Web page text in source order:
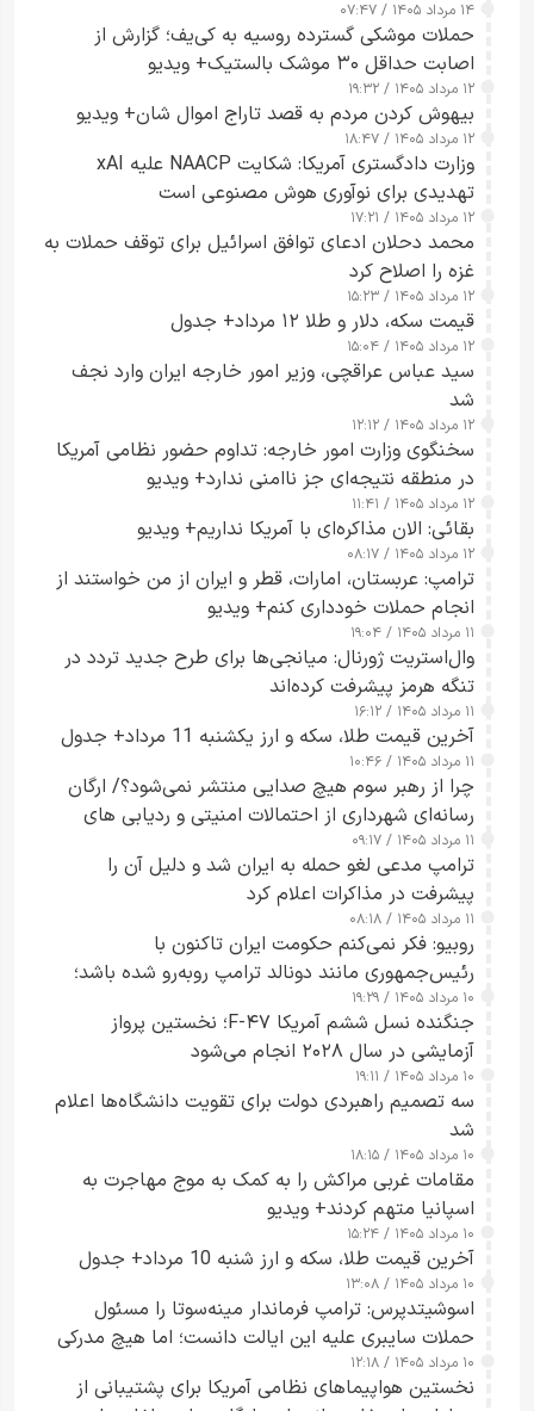
۱۴ مرداد ۱۴۰۵ / ۰۷:۴۷
حملات موشکی گسترده روسیه به کی‌یف؛ گزارش از
اصابت حداقل ۳۰ موشک بالستیک+ ویدیو
۱۲ مرداد ۱۴۰۵ / ۱۹:۳۲
بیهوش کردن مردم به قصد تاراج اموال شان+ ویدیو
۱۲ مرداد ۱۴۰۵ / ۱۸:۴۷
وزارت دادگستری آمریکا: شکایت NAACP علیه xAI
تهدیدی برای نوآوری هوش مصنوعی است
۱۲ مرداد ۱۴۰۵ / ۱۷:۲۱
محمد دحلان ادعای توافق اسرائیل برای توقف حملات به
غزه را اصلاح کرد
۱۲ مرداد ۱۴۰۵ / ۱۵:۲۳
قیمت سکه، دلار و طلا ۱۲ مرداد+ جدول
۱۲ مرداد ۱۴۰۵ / ۱۵:۰۴
سید عباس عراقچی، وزیر امور خارجه ایران وارد نجف
شد
۱۲ مرداد ۱۴۰۵ / ۱۲:۱۲
سخنگوی وزارت امور خارجه: تداوم حضور نظامی آمریکا
در منطقه نتیجه‌ای جز ناامنی ندارد+ ویدیو
۱۲ مرداد ۱۴۰۵ / ۱۱:۴۱
بقائی: الان مذاکره‌ای با آمریکا نداریم+ ویدیو
۱۲ مرداد ۱۴۰۵ / ۰۸:۱۷
ترامپ: عربستان، امارات، قطر و ایران از من خواستند از
انجام حملات خودداری کنم+ ویدیو
۱۱ مرداد ۱۴۰۵ / ۱۹:۰۴
وال‌استریت ژورنال: میانجی‌ها برای طرح جدید تردد در
تنگه هرمز پیشرفت کرده‌اند
۱۱ مرداد ۱۴۰۵ / ۱۶:۱۲
آخرین قیمت طلا، سکه و ارز یکشنبه 11 مرداد+ جدول
۱۱ مرداد ۱۴۰۵ / ۱۰:۴۶
چرا از رهبر سوم هیچ صدایی منتشر نمی‌شود؟/ ارگان
رسانه‌ای شهرداری از احتمالات امنیتی و ردیابی های
جاسوسی گفت
۱۱ مرداد ۱۴۰۵ / ۰۹:۱۷
ترامپ مدعی لغو حمله به ایران شد و دلیل آن را
پیشرفت در مذاکرات اعلام کرد
۱۱ مرداد ۱۴۰۵ / ۰۸:۱۸
روبیو: فکر نمی‌کنم حکومت ایران تاکنون با
رئیس‌جمهوری مانند دونالد ترامپ روبه‌رو شده باشد؛
کسی که واقعاً دست به اقدام می‌زند
۱۰ مرداد ۱۴۰۵ / ۱۹:۲۹
جنگنده نسل ششم آمریکا F-۴۷؛ نخستین پرواز
آزمایشی در سال ۲۰۲۸ انجام می‌شود
۱۰ مرداد ۱۴۰۵ / ۱۹:۱۱
سه تصمیم راهبردی دولت برای تقویت دانشگاه‌ها اعلام
شد
۱۰ مرداد ۱۴۰۵ / ۱۸:۱۵
مقامات غربی مراکش را به کمک به موج مهاجرت به
اسپانیا متهم کردند+ ویدیو
۱۰ مرداد ۱۴۰۵ / ۱۵:۲۴
آخرین قیمت طلا، سکه و ارز شنبه 10 مرداد+ جدول
۱۰ مرداد ۱۴۰۵ / ۱۳:۰۸
اسوشیتدپرس: ترامپ فرماندار مینه‌سوتا را مسئول
حملات سایبری علیه این ایالت دانست؛ اما هیچ مدرکی
ارائه نکرد
۱۰ مرداد ۱۴۰۵ / ۱۲:۱۸
نخستین هواپیماهای نظامی آمریکا برای پشتیبانی از